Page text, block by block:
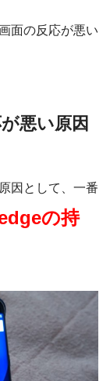
面の反応が悪い
悪い原因
因として、一番
の持